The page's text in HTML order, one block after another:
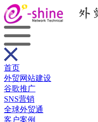
首页
外贸网站建设
谷歌推广
SNS营销
全球外贸通
客户案例